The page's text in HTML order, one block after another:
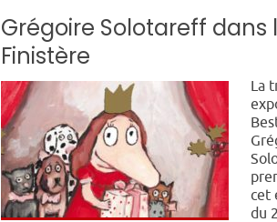
Grégoire Solotareff dans
Finistère
La
cet
du